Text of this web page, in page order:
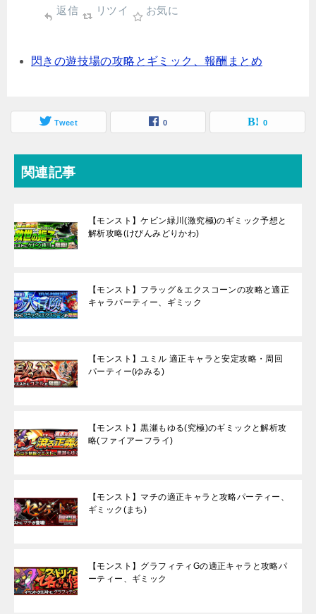
返信 リツイ お気に
閃きの遊技場の攻略とギミック、報酬まとめ
Tweet 0 0
関連記事
【モンスト】ケビン緑川(激究極)のギミック予想と
解析攻略(けびんみどりかわ)
【モンスト】フラッグ＆エクスコーンの攻略と適正
キャラパーティー、ギミック
【モンスト】ユミル 適正キャラと安定攻略・周回
パーティー(ゆみる)
【モンスト】黒瀬もゆる(究極)のギミックと解析攻
略(ファイアーフライ)
【モンスト】マチの適正キャラと攻略パーティー、
ギミック(まち)
【モンスト】グラフィティGの適正キャラと攻略パ
ーティー、ギミック